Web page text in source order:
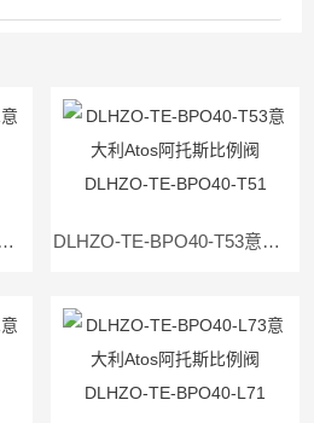
DLHZO-TE-BPO40-T71意大利Atos阿托斯比例阀DLHZO-TE-BPO40-T DLHZO-TE-BPO40-T53意大利Atos阿托斯比例阀DLHZO-TE-BPO40-T51